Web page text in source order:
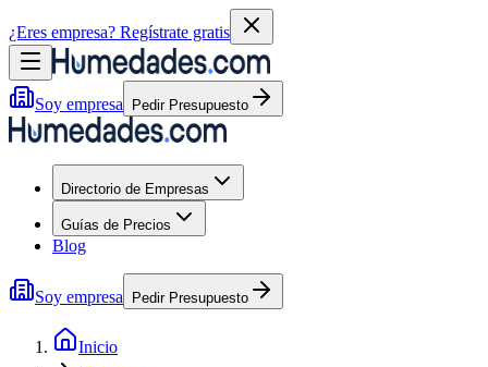
¿Eres empresa? Regístrate gratis
Soy empresa Pedir Presupuesto
Directorio de Empresas
Guías de Precios
Blog
Soy empresa Pedir Presupuesto
Inicio